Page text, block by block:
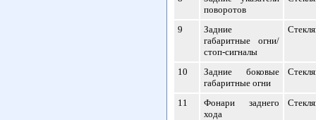
поворотов
9
Задние
габаритные огни/
стоп-сигналы
10
Задние боковые
габаритные огни
11
Фонари заднего
хода